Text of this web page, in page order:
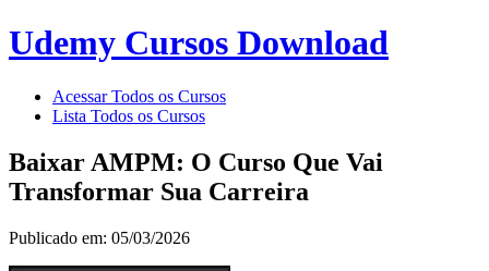
Udemy Cursos Download
Acessar Todos os Cursos
Lista Todos os Cursos
Baixar AMPM: O Curso Que Vai
Transformar Sua Carreira
Publicado em: 05/03/2026